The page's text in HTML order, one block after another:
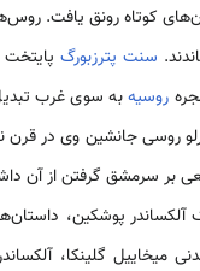
کوتاه رونق یافت.
سنت پترزبورگ پایتخت
روسیهبه سوی غرب
روسی جانشین وی در قرن
بر سرمشق گرفتن از آن
پوشکین،
میخاییل گلینکا،